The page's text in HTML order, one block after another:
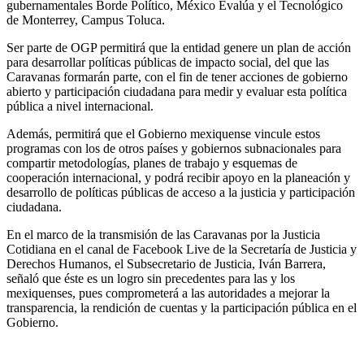
gubernamentales Borde Político, México Evalúa y el Tecnológico
de Monterrey, Campus Toluca.
Ser parte de OGP permitirá que la entidad genere un plan de acción
para desarrollar políticas públicas de impacto social, del que las
Caravanas formarán parte, con el fin de tener acciones de gobierno
abierto y participación ciudadana para medir y evaluar esta política
pública a nivel internacional.
Además, permitirá que el Gobierno mexiquense vincule estos
programas con los de otros países y gobiernos subnacionales para
compartir metodologías, planes de trabajo y esquemas de
cooperación internacional, y podrá recibir apoyo en la planeación y
desarrollo de políticas públicas de acceso a la justicia y participación
ciudadana.
En el marco de la transmisión de las Caravanas por la Justicia
Cotidiana en el canal de Facebook Live de la Secretaría de Justicia y
Derechos Humanos, el Subsecretario de Justicia, Iván Barrera,
señaló que éste es un logro sin precedentes para las y los
mexiquenses, pues comprometerá a las autoridades a mejorar la
transparencia, la rendición de cuentas y la participación pública en el
Gobierno.